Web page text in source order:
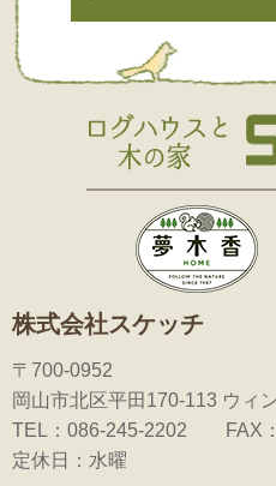
株式会社スケッチ
〒700-0952
岡山市北区平田170-113 ウィ
TEL：086-245-2202 FAX
定休日：水曜